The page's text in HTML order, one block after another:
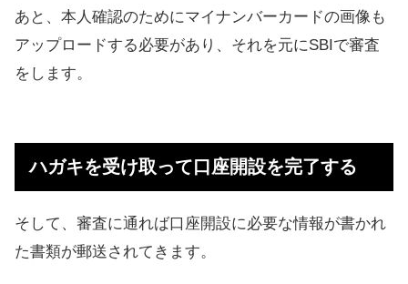
掛け金の割合を変更する
12月末の変更なら1月の拠出から反映
される
年〜2019年】
ｅＭＡＸＩＳ最適化バランス（マイ
ミッドフィルダー）の実績（利回
あと、本人確認のためにマイナンバーカードの画像も
アップロードする必要があり、それを元にSBIで審査
をします。
ハガキを受け取って口座開設を完了する
そして、審査に通れば口座開設に必要な情報が書かれ
た書類が郵送されてきます。